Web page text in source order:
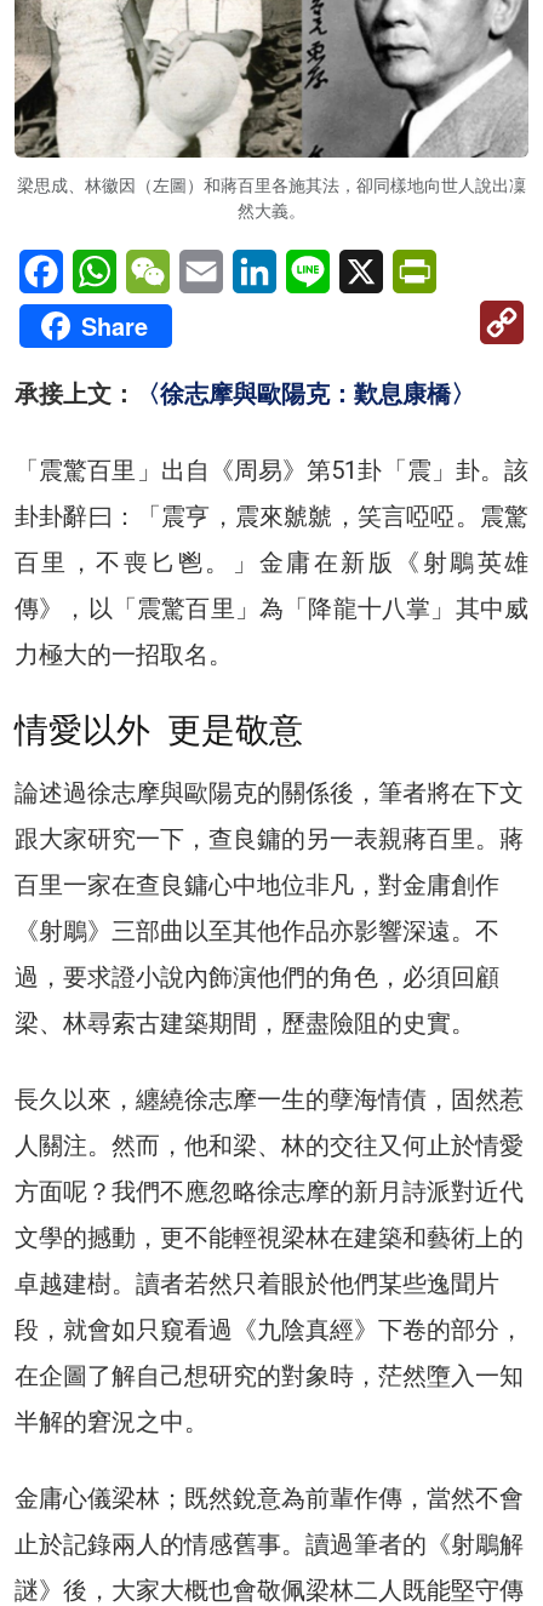
梁思成、林徽因（左圖）和蔣百里各施其法，卻同樣地向世人說出凜
然大義。
FacebookWhatsAppWeChatEmail LinkedInLine X
Share
承接上文： 〈徐志摩與歐陽克：歎息康橋〉
「震驚百里」出自《周易》第51卦「震」卦。該
卦卦辭曰：「震亨，震來虩虩，笑言啞啞。震驚
百里，不喪匕鬯。」金庸在新版《射鵰英雄
傳》，以「震驚百里」為「降龍十八掌」其中威
力極大的一招取名。
情愛以外 更是敬意
論述過徐志摩與歐陽克的關係後，筆者將在下文
跟大家研究一下，查良鏞的另一表親蔣百里。蔣
百里一家在查良鏞心中地位非凡，對金庸創作
《射鵰》三部曲以至其他作品亦影響深遠。不
過，要求證小說內飾演他們的角色，必須回顧
梁、林尋索古建築期間，歷盡險阻的史實。
長久以來，纏繞徐志摩一生的孽海情債，固然惹
人關注。然而，他和梁、林的交往又何止於情愛
方面呢？我們不應忽略徐志摩的新月詩派對近代
文學的撼動，更不能輕視梁林在建築和藝術上的
卓越建樹。讀者若然只着眼於他們某些逸聞片
段，就會如只窺看過《九陰真經》下卷的部分，
在企圖了解自己想研究的對象時，茫然墮入一知
半解的窘況之中。
金庸心儀梁林；既然銳意為前輩作傳，當然不會
止於記錄兩人的情感舊事。讀過筆者的《射鵰解
謎》後，大家大概也會敬佩梁林二人既能堅守傳